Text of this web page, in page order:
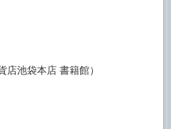
店池袋本店 書籍館）